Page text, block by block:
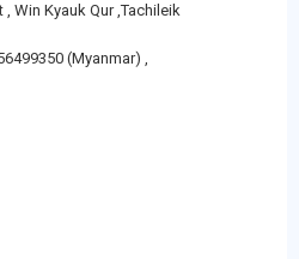
Win Kyauk Qur ,Tachileik
(Myanmar) ,